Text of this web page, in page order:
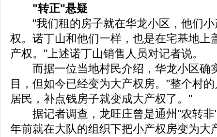
"转正"悬疑
"我们租的房子就在华龙小区，他们小
权。诺丁山和他们一样，也是在宅基地上
产权。"上述诺丁山销售人员对记者说。
而据一位当地村民介绍，华龙小区确
目，但如今已经变为大产权房。"整个村
居民，补点钱房子就变成大产权了。"
据记者调查，龙旺庄曾是通州"农转非
年前就在大队的组织下把小产权房变为大